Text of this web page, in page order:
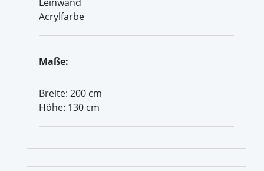
Acrylfarbe
Maße:
Breite: 200 cm
Höhe: 130 cm